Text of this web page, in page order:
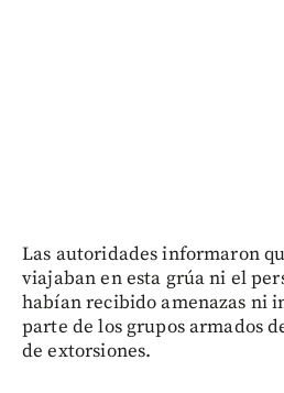
Las autoridades informaron
viajaban en esta grúa ni el
habían recibido amenazas ni
parte de los grupos armados
de extorsiones.